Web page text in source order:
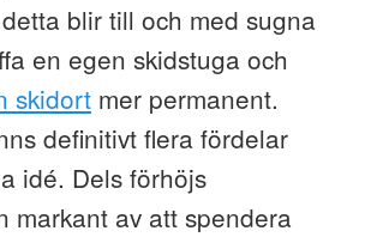
blir till och med sugna
en egen skidstuga och
skidortmer permanent.
definitivt flera fördelar
idé. Dels förhöjs
markant av att spendera